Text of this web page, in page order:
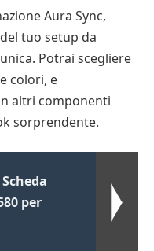
Aura Sync,
tuo setup da
Potrai scegliere
colori, e
altri componenti
sorprendente.
per